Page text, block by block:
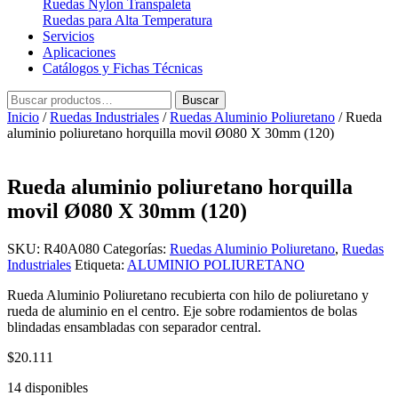
Ruedas Nylon Transpaleta
Ruedas para Alta Temperatura
Servicios
Aplicaciones
Catálogos y Fichas Técnicas
Buscar
por:
Buscar
Inicio /Ruedas Industriales /Ruedas Aluminio Poliuretano / Rueda
aluminio poliuretano horquilla movil Ø080 X 30mm (120)
Rueda aluminio poliuretano horquilla
movil Ø080 X 30mm (120)
SKU: R40A080 Categorías: Ruedas Aluminio Poliuretano, Ruedas
Industriales Etiqueta: ALUMINIO POLIURETANO
Rueda Aluminio Poliuretano recubierta con hilo de poliuretano y
rueda de aluminio en el centro. Eje sobre rodamientos de bolas
blindadas ensambladas con separador central.
$20.111
14 disponibles